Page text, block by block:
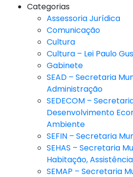
Categorias
Assessoria Jurídica
Comunicação
Cultura
Cultura – Lei Paulo
Gabinete
SEAD – Secretaria
Administração
SEDECOM –
Desenvolvimento
Ambiente
SEFIN – Secretaria
SEHAS – Secretaria
Habitação,
SEMAP – Secretaria